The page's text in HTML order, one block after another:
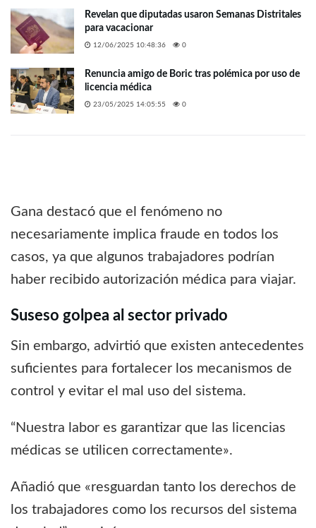
Revelan que diputadas usaron Semanas Distritales
para vacacionar
12/06/2025 10:48:36 0
Renuncia amigo de Boric tras polémica por uso de
licencia médica
23/05/2025 14:05:55 0
Gana destacó que el fenómeno no
necesariamente implica fraude en todos los
casos, ya que algunos trabajadores podrían
haber recibido autorización médica para viajar.
Suseso golpea al sector privado
Sin embargo, advirtió que existen antecedentes
suficientes para fortalecer los mecanismos de
control y evitar el mal uso del sistema.
“Nuestra labor es garantizar que las licencias
médicas se utilicen correctamente».
Añadió que «resguardan tanto los derechos de
los trabajadores como los recursos del sistema